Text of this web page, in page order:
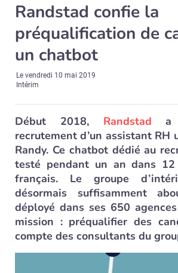
Randstad confie la
préqualification de
un chatbot
Levendredi 10 mai 2019
Intérim
Début 2018, Randstad a
recrutement d’un assistant RH
Randy. Ce chatbot dédié au
testé pendant un an dans 12
français. Le groupe
désormais suffisamment
déployé dans ses 650
mission : préqualifier des
compte des consultants du